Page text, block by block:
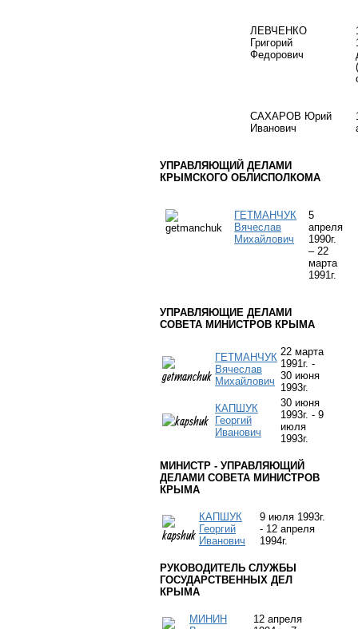
ЛЕВЧЕНКО
Григорий
Федорович
САХАРОВ Юрий
Иванович
УПРАВЛЯЮЩИЙ ДЕЛАМИ
КРЫМСКОГО ОБЛИСПОЛКОМА
ГЕТМАНЧУК
Вячеслав
Михайлович
5
апреля
1990г.
– 22
марта
1991г.
УПРАВЛЯЮЩИЕ ДЕЛАМИ
СОВЕТА МИНИСТРОВ КРЫМА
ГЕТМАНЧУК
Вячеслав
Михайлович
22 марта
1991г. -
30 июня
1993г.
КАПШУК
Георгий
Иванович
30 июня
1993г. - 9
июля
1993г.
МИНИСТР - УПРАВЛЯЮЩИЙ
ДЕЛАМИ СОВЕТА МИНИСТРОВ
КРЫМА
КАПШУК
Георгий
Иванович
9 июля 1993г.
- 12 апреля
1994г.
РУКОВОДИТЕЛЬ СЛУЖБЫ
ГОСУДАРСТВЕННЫХ ДЕЛ
КРЫМА
МИНИН
12 апреля